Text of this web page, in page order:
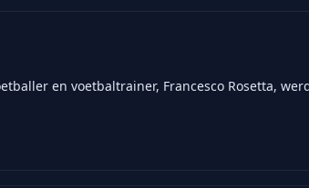
en voetbaltrainer, Francesco Rosetta,